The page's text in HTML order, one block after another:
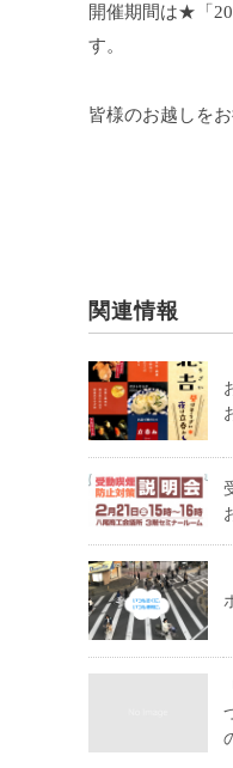
開催期間は★「
す。
皆様のお越しを
関連情報